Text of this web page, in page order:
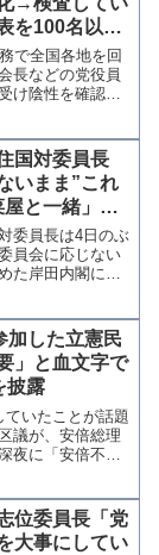
を100名以上
で全国各地を回
長などの党役員
け陰性を確認す
同党の小川淳也
国対委員長
いまま”これ
屋と一緒」→
はしないと思
委員長は4日のぶ
員会に応じない
た岸田内閣につ
んで試食はな
...
加した立憲民
」と血文字で
披露
いたことが話題
議が、安倍総理
夜に「安倍不要 I
となってい
位委員長「党
大事にしてい